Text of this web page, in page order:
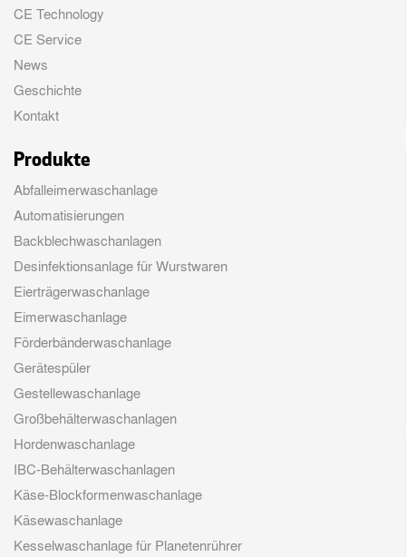
CE Technology
CE Service
News
Geschichte
Kontakt
Produkte
Abfalleimerwaschanlage
Automatisierungen
Backblechwaschanlagen
Desinfektionsanlage für Wurstwaren
Eierträgerwaschanlage
Eimerwaschanlage
Förderbänderwaschanlage
Gerätespüler
Gestellewaschanlage
Großbehälterwaschanlagen
Hordenwaschanlage
IBC-Behälterwaschanlagen
Käse-Blockformenwaschanlage
Käsewaschanlage
Kesselwaschanlage für Planetenrührer